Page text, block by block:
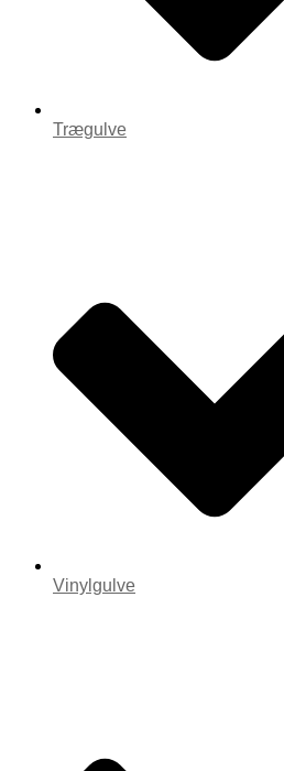
Trægulve
Vinylgulve